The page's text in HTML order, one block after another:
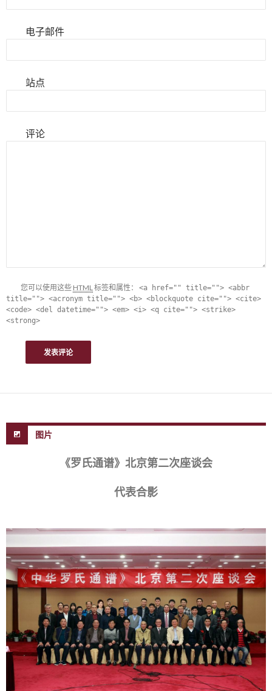
电子邮件
站点
评论
您可以使用这些 HTML标签和属性： <a href="" title=""> <abbr
title=""> <acronym title=""> <b> <blockquote cite=""> <cite>
<code> <del datetime=""> <em> <i> <q cite=""> <strike>
<strong>
图片
《罗氏通谱》北京第二次座谈会
代表合影